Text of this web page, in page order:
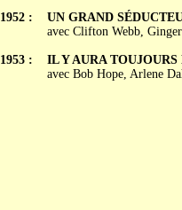
1952 :
1953 :
UN GRAND
avec Clifton Webb,
IL Y AURA
avec Bob Hope, Arlene